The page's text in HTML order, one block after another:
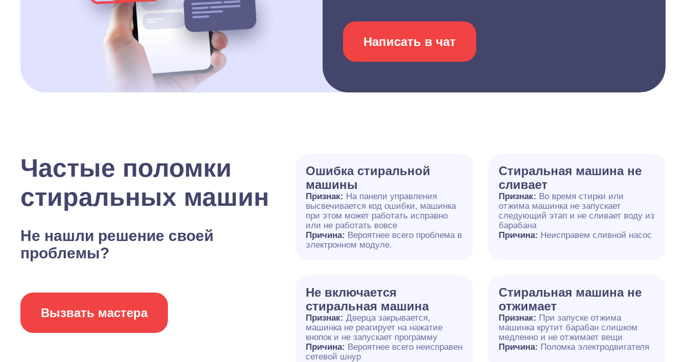
Написать в чат
Частые поломки
стиральных машин
Не нашли решение своей
проблемы?
Вызвать мастера
Ошибка стиральной
машины
Признак: На панели управления
высвечивается код ошибки, машинка
при этом может работать исправно
или не работать вовсе
Причина: Вероятнее всего проблема в
электронном модуле.
Cтиральная машина не
сливает
Признак: Во время стирки или
отжима машинка не запускает
следующий этап и не сливает воду из
барабана
Причина: Неисправем сливной насос
Не включается
стиральная машина
Признак:Дверца закрывается,
машинка не реагирует на нажатие
кнопок и не запускает программу
Причина: Вероятнее всего неисправен
сетевой шнур
Стиральная машина не
отжимает
Признак: При запуске отжима
машинка крутит барабан слишком
медленно и не отжимает вещи
Причина: Поломка электродвигателя